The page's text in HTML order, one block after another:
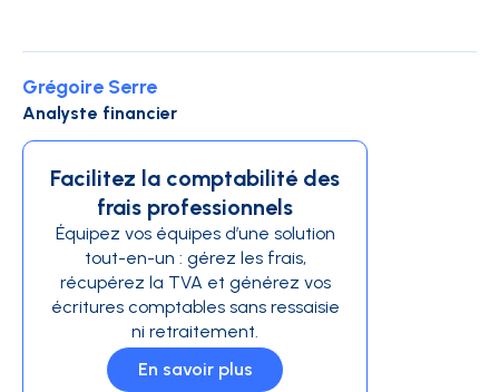
Grégoire Serre
Analyste financier
Facilitez la comptabilité des
frais professionnels
Équipez vos équipes d’une solution
tout-en-un : gérez les frais,
récupérez la TVA et générez vos
écritures comptables sans ressaisie
ni retraitement.
En savoir plus